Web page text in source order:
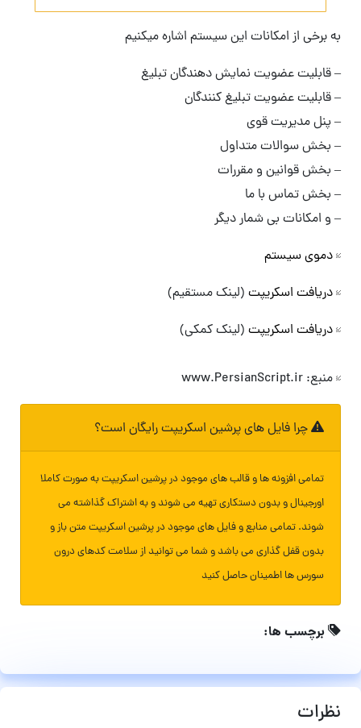
به برخی از امکانات این سیستم اشاره میکنیم
– قابلیت عضویت نمایش دهندگان تبلیغ
– قابلیت عضویت تبلیغ کنندگان
– پنل مدیریت قوی
– بخش سوالات متداول
– بخش قوانین و مقررات
– بخش تماس با ما
– و امکانات بی شمار دیگر
دموی سیستم
دریافت اسکریپت (لینک مستقیم)
دریافت اسکریپت (لینک کمکی)
منبع: www.PersianScript.ir
چرا فایل های پرشین اسکریپت رایگان است؟
تمامی افزونه ها و قالب های موجود در پرشین اسکریپت به صورت کاملا
اورجینال و بدون دستکاری تهیه می شوند و به اشتراک گذاشته می
شوند. تمامی منابع و فایل های موجود در پرشین اسکریپت متن باز و
بدون قفل گذاری می باشد و شما می توانید از سلامت کدهای درون
سورس ها اطمینان حاصل کنید
برچسب ها:
نظرات